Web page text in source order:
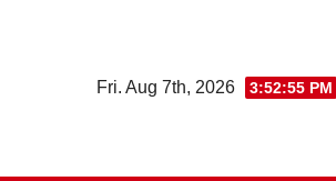
Fri. Aug 7th, 2026 3:52:55 PM